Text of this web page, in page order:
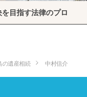
目指す法律のプロ
の遺産相続 中村信介